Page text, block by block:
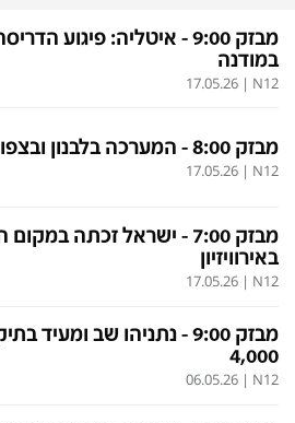
נוסבאום מקליד
DATA
easy
תכניות חדשות 12
שבע
שש עם
חמש עם רפי רשף
מהדורה ראשונה
מבזק 9:00 - איטליה: פיגוע
במודנה
N12
|
17.05.26
מבזק 8:00 - המערכה בלבנון ובצפון
N12
|
17.05.26
באירוויזיון
N12
|
17.05.26
מבזק 9:00 - נתניהו שב ומעיד
4,000
N12
|
06.05.26